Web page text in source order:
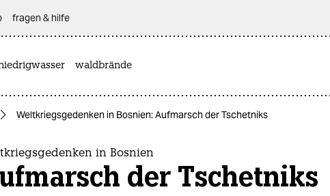
fragen & hilfe
waldbrände
Weltkriegsgedenken in Bosnien: Aufmarsch der Tschetniks
in Bosnien
der Tschetniks